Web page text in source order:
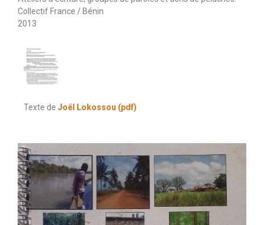
Collectif France / Bénin
2013
Texte de Joël Lokossou (pdf)